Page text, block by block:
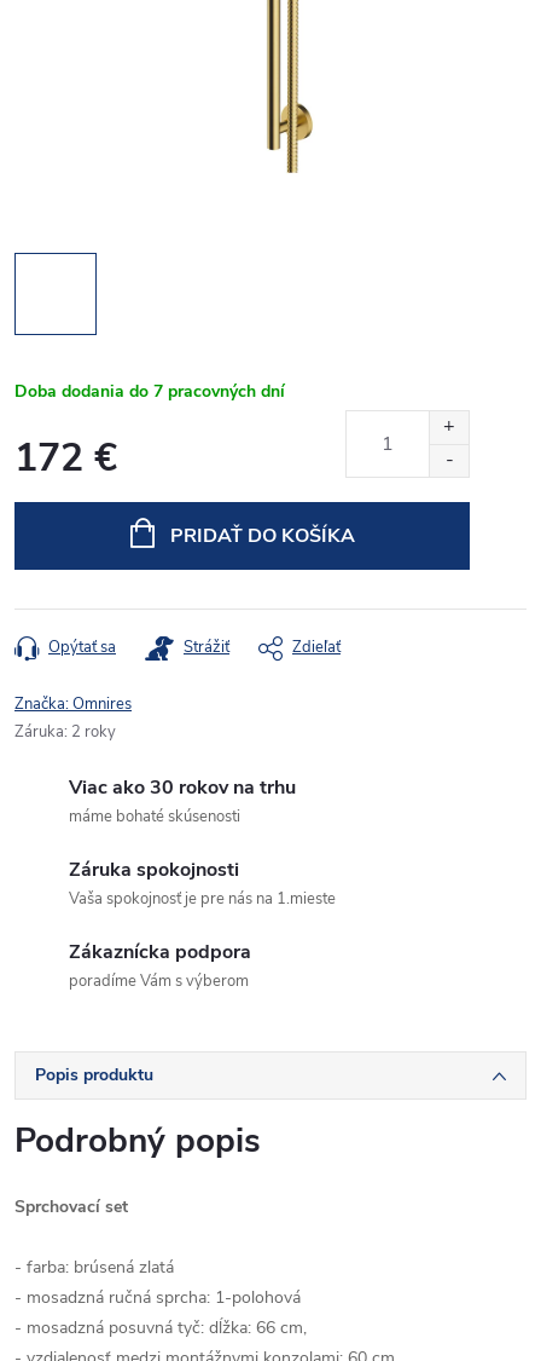
Doba dodania do 7 pracovných dní
172 €
PRIDAŤ DO KOŠÍKA
Opýtať sa Strážiť Zdieľať
Značka:Omnires
Záruka: 2 roky
Viac ako 30 rokov na trhu
máme bohaté skúsenosti
Záruka spokojnosti
Vaša spokojnosť je pre nás na 1.mieste
Zákaznícka podpora
poradíme Vám s výberom
Popis produktu
Podrobný popis
Sprchovací set
- farba: brúsená zlatá
- mosadzná ručná sprcha: 1-polohová
- mosadzná posuvná tyč: dĺžka: 66 cm,